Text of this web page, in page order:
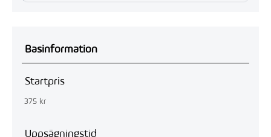
Basinformation
Startpris
375 kr
Uppsägningstid